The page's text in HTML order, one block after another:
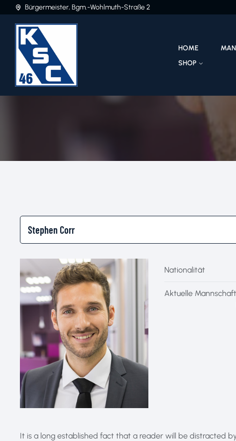
Bürgermeister, Bgm.-Wohlmuth-Straße 2
HOME
SHOP
Nationalität
Aktuelle Mannschaft
It is a long established fact that a reader will be distracted